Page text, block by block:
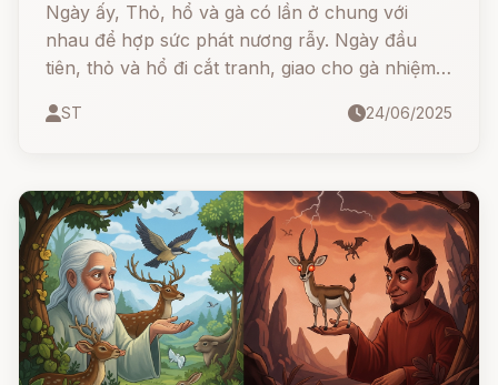
Ngày ấy, Thỏ, hổ và gà có lần ở chung với
nhau để hợp sức phát nương rẫy. Ngày đầu
tiên, thỏ và hổ đi cắt tranh, giao cho gà nhiệm
ST 24/06/2025